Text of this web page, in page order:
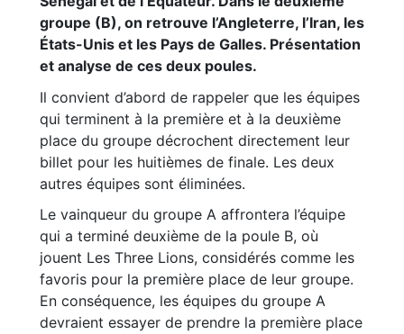
groupe (B), on retrouve l’Angleterre, l’Iran, les
États-Unis et les Pays de Galles. Présentation
et analyse de ces deux poules.
Il convient d’abord de rappeler que les équipes
qui terminent à la première et à la deuxième
place du groupe décrochent directement leur
billet pour les huitièmes de finale. Les deux
autres équipes sont éliminées.
Le vainqueur du groupe A affrontera l’équipe
qui a terminé deuxième de la poule B, où
jouent Les Three Lions, considérés comme les
favoris pour la première place de leur groupe.
En conséquence, les équipes du groupe A
devraient essayer de prendre la première place